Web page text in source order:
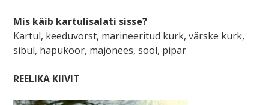
Mis käib kartulisalati sisse?
Kartul, keeduvorst, marineeritud kurk, värske kurk,
sibul, hapukoor, majonees, sool, pipar
REELIKA KIIVIT